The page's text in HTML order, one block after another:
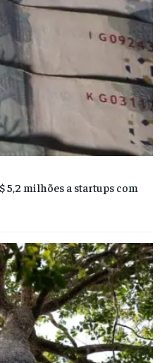
5,2 milhões a startups com